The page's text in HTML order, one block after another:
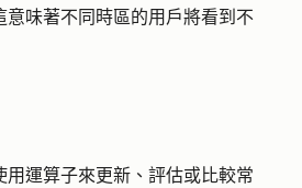
意味著不同時區的用戶將看到不
用運算子來更新、評估或比較常